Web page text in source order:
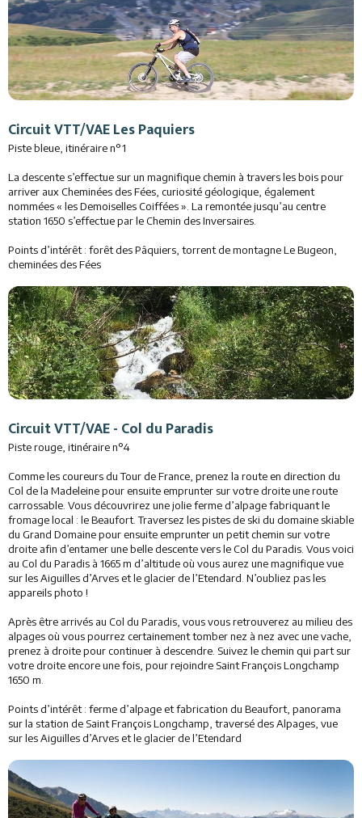
Circuit VTT/VAE Les Paquiers
Piste bleue, itinéraire n°1
La descente s’effectue sur un magnifique chemin à travers les bois pour
arriver aux Cheminées des Fées, curiosité géologique, également
nommées « les Demoiselles Coiffées ». La remontée jusqu’au centre
station 1650 s’effectue par le Chemin des Inversaires.
Points d’intérêt : forêt des Pâquiers, torrent de montagne Le Bugeon,
cheminées des Fées
Circuit VTT/VAE - Col du Paradis
Piste rouge, itinéraire n°4
Comme les coureurs du Tour de France, prenez la route en direction du
Col de la Madeleine pour ensuite emprunter sur votre droite une route
carrossable. Vous découvrirez une jolie ferme d’alpage fabriquant le
fromage local : le Beaufort. Traversez les pistes de ski du domaine skiable
du Grand Domaine pour ensuite emprunter un petit chemin sur votre
droite afin d’entamer une belle descente vers le Col du Paradis. Vous voici
au Col du Paradis à 1665 m d’altitude où vous aurez une magnifique vue
sur les Aiguilles d’Arves et le glacier de l’Etendard. N’oubliez pas les
appareils photo !
Après être arrivés au Col du Paradis, vous vous retrouverez au milieu des
alpages où vous pourrez certainement tomber nez à nez avec une vache,
prenez à droite pour continuer à descendre. Suivez le chemin qui part sur
votre droite encore une fois, pour rejoindre Saint François Longchamp
1650 m.
Points d’intérêt : ferme d’alpage et fabrication du Beaufort, panorama
sur la station de Saint François Longchamp, traversé des Alpages, vue
sur les Aiguilles d’Arves et le glacier de l’Etendard